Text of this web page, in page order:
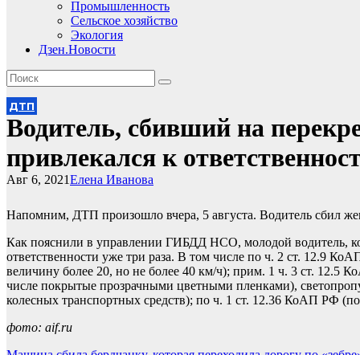
Промышленность
Сельское хозяйство
Экология
Дзен.Новости
ДТП
Водитель, сбивший на
привлекался к
Елена Иванова
Авг 6, 2021
Напомним, ДТП произошло вчера, 5 августа. Водитель сбил
Как пояснили в управлении ГИБДД НСО, молодой водитель,
ответственности уже три раза. В том числе по ч. 2 ст. 12.9
величину более 20, но не более 40 км/ч); прим. 1 ч. 3 ст. 12.5
числе покрытые прозрачными цветными пленками),
колесных транспортных средств); по ч. 1 ст. 12.36 КоАП РФ
фото: aif.ru